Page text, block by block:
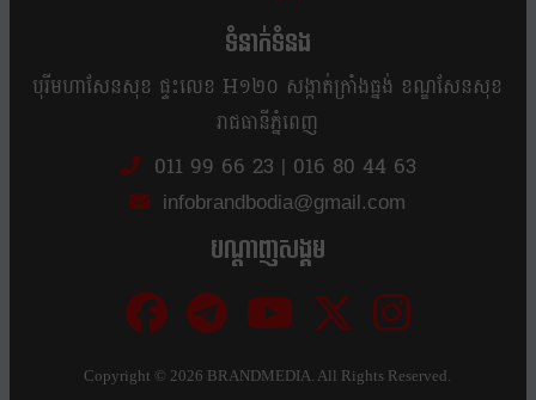
ទំនាក់ទំនង
បុរីមហាសែនសុខ ផ្ទះលេខ H១២០ សង្កាត់ក្រាំងធ្នង់ ខណ្ឌសែនសុខ
រាជធានីភ្នំពេញ
011 99 66 23 | 016 80 44 63
infobrandbodia@gmail.com
បណ្ដាញសង្គម
Copyright ©2026 BRANDMEDIA. All Rights Reserved.